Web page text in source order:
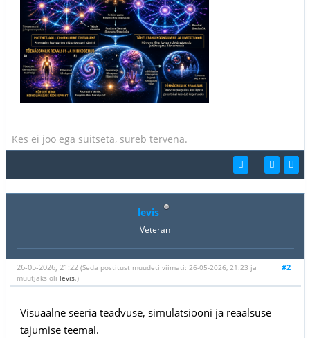
Kes ei joo ega suitseta, sureb tervena.
levis
Veteran
#2
26-05-2026, 21:22 (Seda postitust muudeti viimati: 26-05-2026, 21:23 ja
muutjaks oli levis.)
Visuaalne seeria teadvuse, simulatsiooni ja reaalsuse
tajumise teemal.